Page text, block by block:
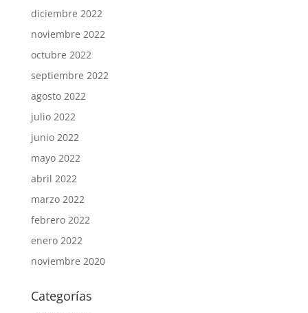
diciembre 2022
noviembre 2022
octubre 2022
septiembre 2022
agosto 2022
julio 2022
junio 2022
mayo 2022
abril 2022
marzo 2022
febrero 2022
enero 2022
noviembre 2020
Categorías